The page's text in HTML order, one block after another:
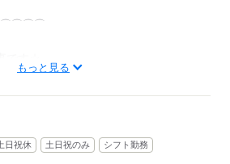
勤安心♪
もっと見る
日祝休 土日祝のみ シフト勤務